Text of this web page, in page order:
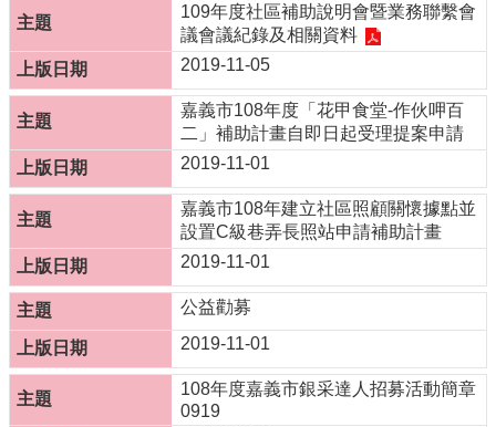
規
表
單
下
防
災
專
區
網
站
導
覽
109年度社區補助說明會暨業務聯繫會
議會議紀錄及相關資料
2019-11-05
嘉義市108年度「花甲食堂-作伙呷百
二」補助計畫自即日起受理提案申請
2019-11-01
嘉義市108年建立社區照顧關懷據點並
設置C級巷弄長照站申請補助計畫
2019-11-01
公益勸募
2019-11-01
108年度嘉義市銀采達人招募活動簡章
0919